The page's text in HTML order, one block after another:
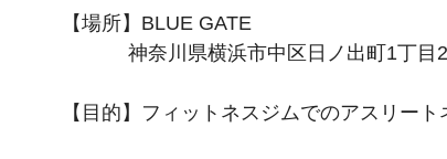
【場所】BLUE GATE
神奈川県横浜市中区日ノ出町1丁
【目的】フィットネスジムでのアスリー